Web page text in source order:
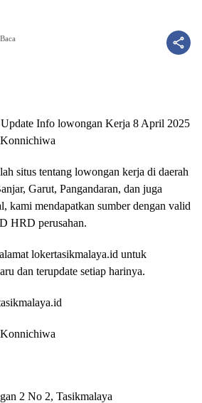
Info lowongan Kerja 8 April 2025
situs tentang lowongan kerja di daerah
Garut, Pangandaran, dan juga
kami mendapatkan sumber dengan valid
HRD perusahan.
lokertasikmalaya.id untuk
dan terupdate setiap harinya.
2 No 2, Tasikmalaya